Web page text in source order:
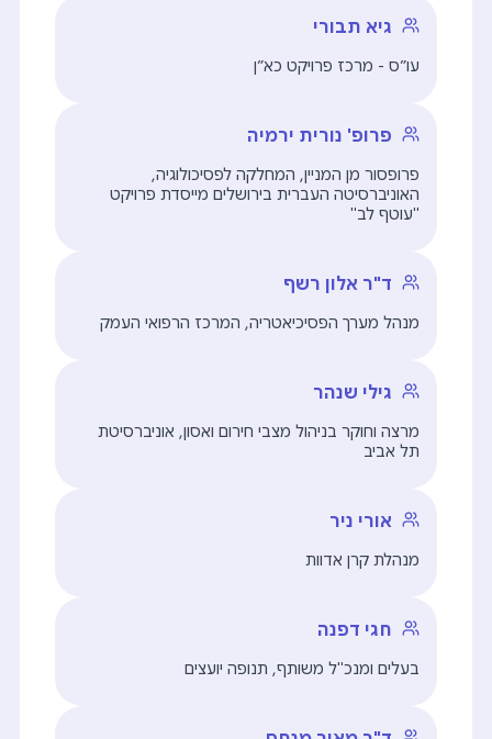
גיא תבורי
עו״ס - מרכז פרויקט כא״ן
פרופ' נורית ירמיה
פרופסור מן המניין, המחלקה לפסיכולוגיה,
האוניברסיטה העברית בירושלים מייסדת פרויקט
"עוטף לב"
ד"ר אלון רשף
מנהל מערך הפסיכיאטריה, המרכז הרפואי העמק
גילי שנהר
מרצה וחוקר בניהול מצבי חירום ואסון, אוניברסיטת
תל אביב
אורי ניר
מנהלת קרן אדוות
חגי דפנה
בעלים ומנכ"ל משותף, תנופה יועצים